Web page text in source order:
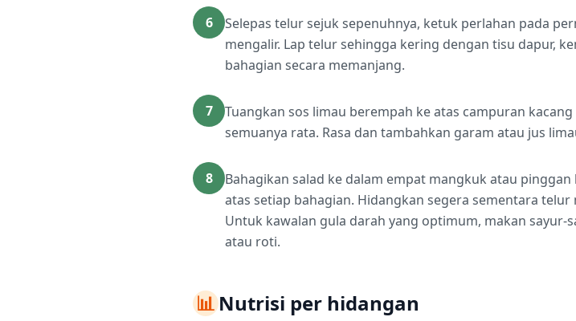
6
Selepas telur sejuk sepenuhnya, ketuk perlahan pada
mengalir. Lap telur sehingga kering dengan tisu dapur,
bahagian secara memanjang.
7
Tuangkan sos limau berempah ke atas campuran
semuanya rata. Rasa dan tambahkan garam atau jus
8
Bahagikan salad ke dalam empat mangkuk atau
atas setiap bahagian. Hidangkan segera sementara
Untuk kawalan gula darah yang optimum, makan
atau roti.
📊Nutrisi per hidangan